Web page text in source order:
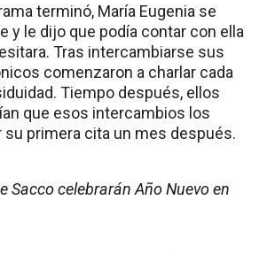
terminó, María Eugenia se
y le dijo que podía contar con ella
Tras intercambiarse sus
comenzaron a charlar cada
Tiempo después, ellos
que esos intercambios los
su primera cita un mes después.
Sacco celebrarán Año Nuevo en